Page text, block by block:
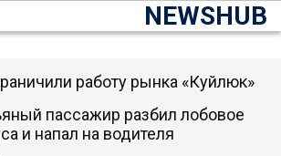
NEWSHUB
работу рынка «Куйлюк»
пассажир разбил лобовое
и напал на водителя